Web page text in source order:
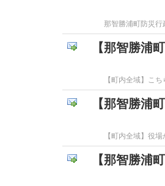
那智勝浦町防災
【那智勝浦
【町内全域】こ
【那智勝浦
【町内全域】役
【那智勝浦